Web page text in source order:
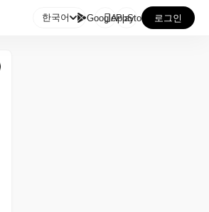
한국어 GooglePlay
AppStore 로그인